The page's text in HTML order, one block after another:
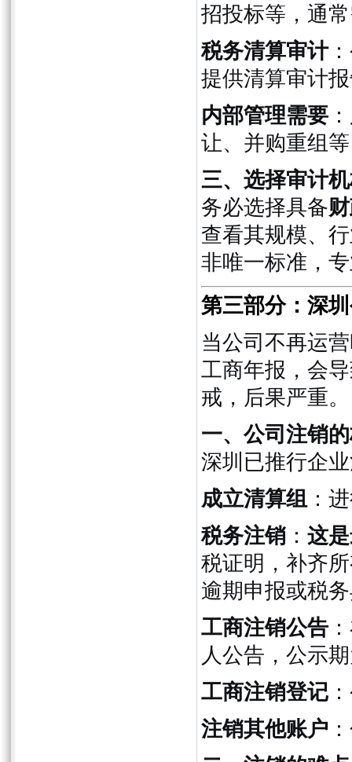
招投标等，通
税务清算审计
提供清算审计
内部管理需要
让、并购重组
三、选择审计
务必选择具备
查看其规模、
非唯一标准，
第三部分：深
当公司不再运
工商年报，会
戒，后果严重。
一、公司注销
深圳已推行企
成立清算组：
税务注销： 这
税证明，补齐
逾期申报或税
工商注销公告
人公告，公示
工商注销登记
注销其他账户